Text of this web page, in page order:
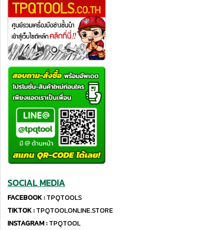
SOCIAL MEDIA
FACEBOOK :TPQTOOLS
TIKTOK :TPQTOOLONLINE.STORE
INSTAGRAM :TPQTOOL